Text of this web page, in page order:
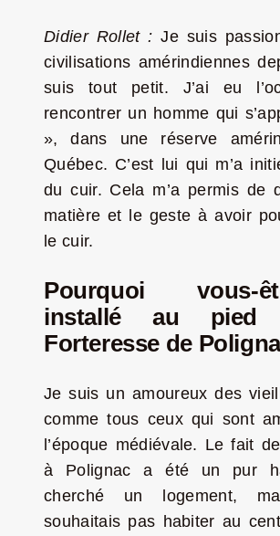
Didier Rollet : Je suis
civilisations amérindiennes
suis tout petit. J’ai eu
rencontrer un homme qui
», dans une réserve
Québec. C’est lui qui m’a
du cuir. Cela m’a permis de
matière et le geste à avoir
le cuir.
Pourquoi vous-
installé au
Forteresse de
Je suis un amoureux des
comme tous ceux qui sont
l’époque médiévale. Le fait
à Polignac a été un pur
cherché un logement,
souhaitais pas habiter au